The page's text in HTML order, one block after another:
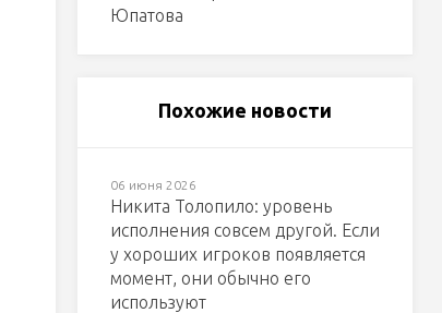
Юпатова
Похожие новости
06 июня 2026
Никита Толопило: уровень
исполнения совсем другой. Если
у хороших игроков появляется
момент, они обычно его
используют